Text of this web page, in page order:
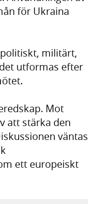
för Ukraina
militärt,
utformas efter
Mot
att stärka den
väntas
ett europeiskt